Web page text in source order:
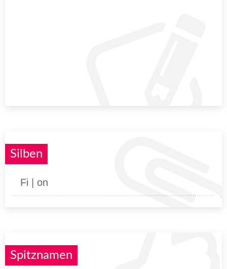
Silben
Fi | on
Spitznamen